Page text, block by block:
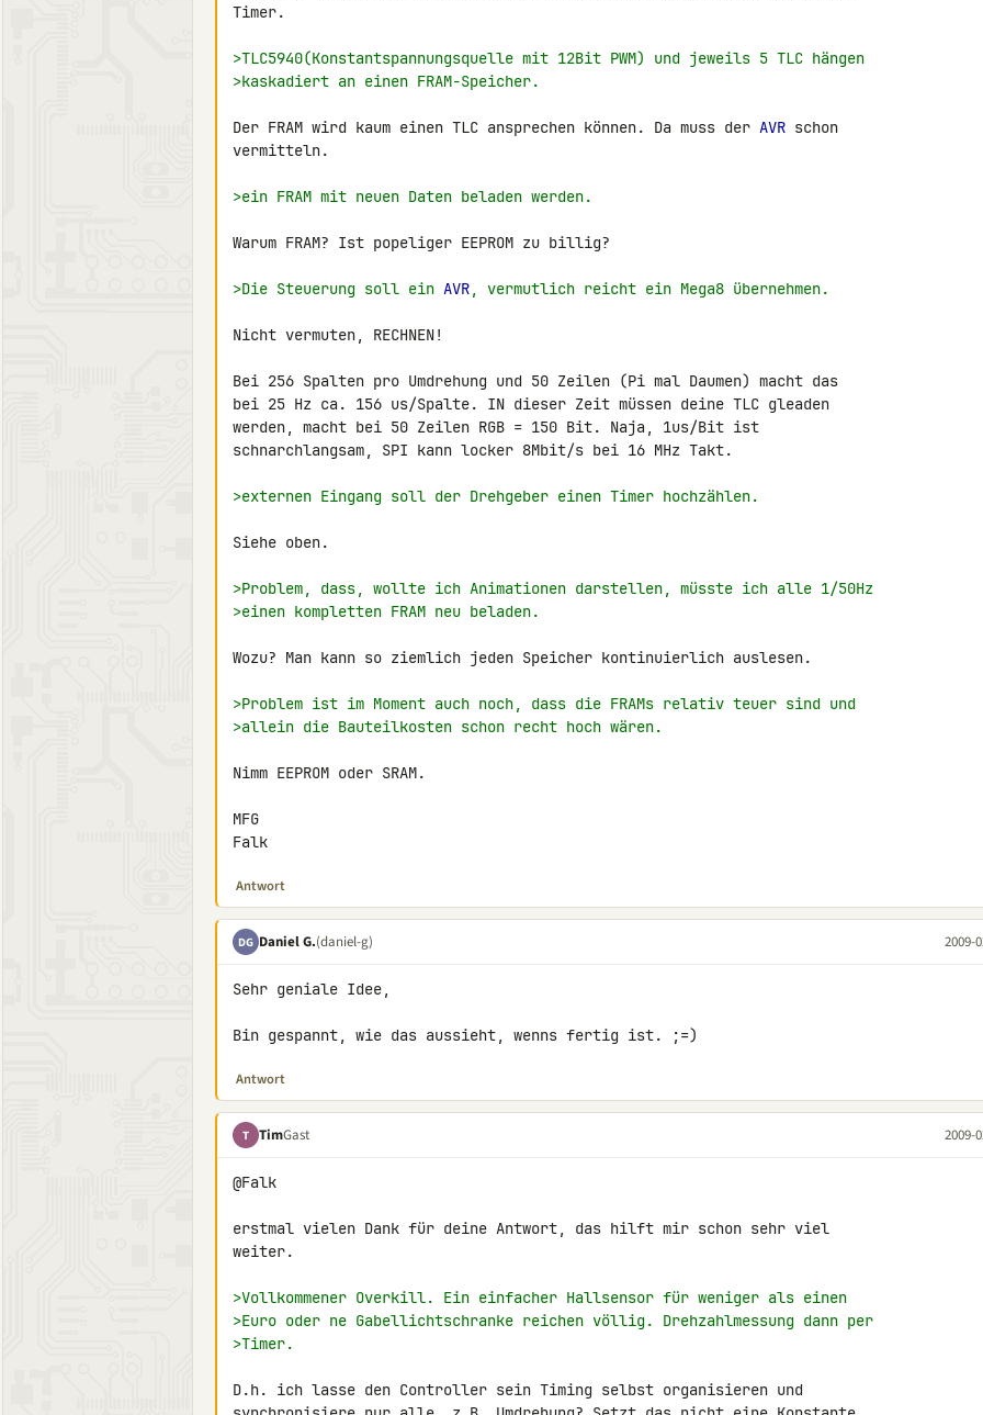
Timer.
>TLC5940(Konstantspannungsquelle mit 12Bit PWM) und jeweils 5 TLC hängen
>kaskadiert an einen FRAM-Speicher.
Der FRAM wird kaum einen TLC ansprechen können. Da muss der AVR schon
vermitteln.
>ein FRAM mit neuen Daten beladen werden.
Warum FRAM? Ist popeliger EEPROM zu billig?
>Die Steuerung soll ein AVR, vermutlich reicht ein Mega8 übernehmen.
Nicht vermuten, RECHNEN!
Bei 256 Spalten pro Umdrehung und 50 Zeilen (Pi mal Daumen) macht das
bei 25 Hz ca. 156 us/Spalte. IN dieser Zeit müssen deine TLC gleaden
werden, macht bei 50 Zeilen RGB = 150 Bit. Naja, 1us/Bit ist
schnarchlangsam, SPI kann locker 8Mbit/s bei 16 MHz Takt.
>externen Eingang soll der Drehgeber einen Timer hochzählen.
Siehe oben.
>Problem, dass, wollte ich Animationen darstellen, müsste ich alle 1/50Hz
>einen kompletten FRAM neu beladen.
Wozu? Man kann so ziemlich jeden Speicher kontinuierlich auslesen.
>Problem ist im Moment auch noch, dass die FRAMs relativ teuer sind und
>allein die Bauteilkosten schon recht hoch wären.
Nimm EEPROM oder SRAM.
MFG
Falk
Antwort
DG Daniel G.(daniel-g) 2009-
Sehr geniale Idee,
Bin gespannt, wie das aussieht, wenns fertig ist. ;=)
Antwort
T TimGast 2009-
@Falk
erstmal vielen Dank für deine Antwort, das hilft mir schon sehr viel
weiter.
>Vollkommener Overkill. Ein einfacher Hallsensor für weniger als einen
>Euro oder ne Gabellichtschranke reichen völlig. Drehzahlmessung dann per
>Timer.
D.h. ich lasse den Controller sein Timing selbst organisieren und